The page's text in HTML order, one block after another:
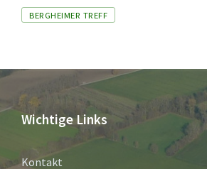
Tags
BERGHEIMER TREFF
Wichtige Links
Kontakt